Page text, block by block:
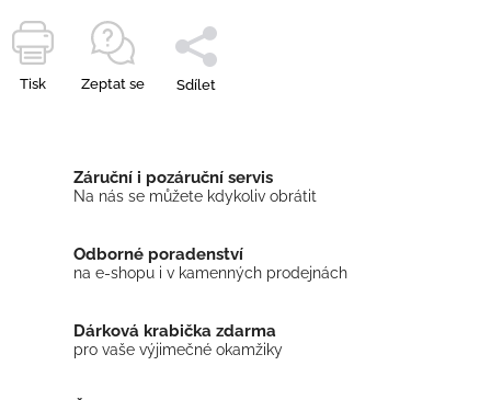
Tisk Zeptat se Sdílet
Záruční i pozáruční servis
Na nás se můžete kdykoliv obrátit
Odborné poradenství
na e-shopu i v kamenných prodejnách
Dárková krabička zdarma
pro vaše výjimečné okamžiky